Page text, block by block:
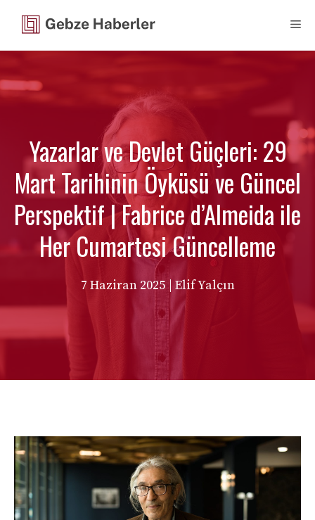
Yazarlar ve Devlet Güçleri: 29
Mart Tarihinin Öyküsü ve Güncel
Perspektif | Fabrice d’Almeida ile
Her Cumartesi Güncelleme
7 Haziran 2025 | Elif Yalçın